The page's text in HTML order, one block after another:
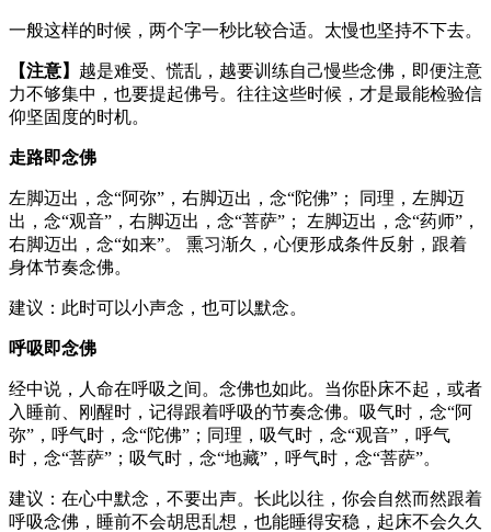
一般这样的时候，两个字一秒比较合适。太慢也坚持不下去。
【注意】 越是难受、慌乱，越要训练自己慢些念佛，即便注意
力不够集中，也要提起佛号。往往这些时候，才是最能检验信
仰坚固度的时机。
走路即念佛
左脚迈出，念“阿弥”，右脚迈出，念“陀佛”； 同理，左脚迈
出，念“观音”，右脚迈出，念“菩萨”； 左脚迈出，念“药师”，
右脚迈出，念“如来”。 熏习渐久，心便形成条件反射，跟着
身体节奏念佛。
建议：此时可以小声念，也可以默念。
呼吸即念佛
经中说，人命在呼吸之间。念佛也如此。当你卧床不起，或者
入睡前、刚醒时，记得跟着呼吸的节奏念佛。吸气时，念“阿
弥”，呼气时，念“陀佛”；同理，吸气时，念“观音”，呼气
时，念“菩萨”；吸气时，念“地藏”，呼气时，念“菩萨”。
建议：在心中默念，不要出声。长此以往，你会自然而然跟着
呼吸念佛，睡前不会胡思乱想，也能睡得安稳，起床不会久久